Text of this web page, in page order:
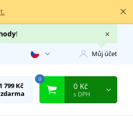
!
Můj účet
1 799 Kč
0
0 Kč
s DPH